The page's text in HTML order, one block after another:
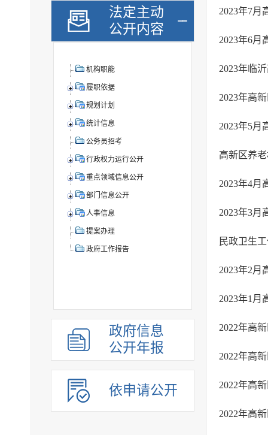
法定主动
公开内容
机构职能
履职依据
规划计划
统计信息
公务员招考
行政权力运行公开
重点领域信息公开
部门信息公开
人事信息
提案办理
政府工作报告
政府信息
公开年报
依申请公开
2023年7月
2023年6月
2023年临
2023年高
2023年5月
高新区养
2023年4月
2023年3月
2023年2月
2023年1月
2022年高
2022年高
2022年高
2022年高